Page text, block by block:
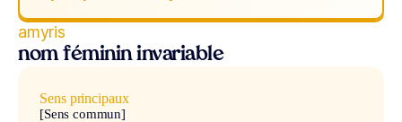
amyris
nom féminin invariable
Sens principaux
[Sens commun]